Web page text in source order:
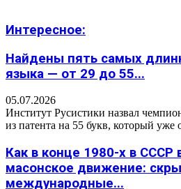
Интересное:
Найдены пять самых
языка — от 29 до 55...
05.07.2026
Институт Русистики назвал
из патента на 55 букв, который уже
Как в конце 1980-х в СССР
масонское движение:
международные...